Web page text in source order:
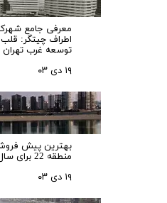
معرفی جامع
اطراف چیتگر: قلب
توسعه غرب تهران
۱۹ دی ۰۳
بهترین پیش
منطقه 22 برای سال 1403
۱۹ دی ۰۳